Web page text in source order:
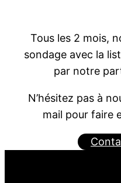
Tous les 2 mois,
sondage avec la
par notre
N’hésitez pas à
mail pour faire